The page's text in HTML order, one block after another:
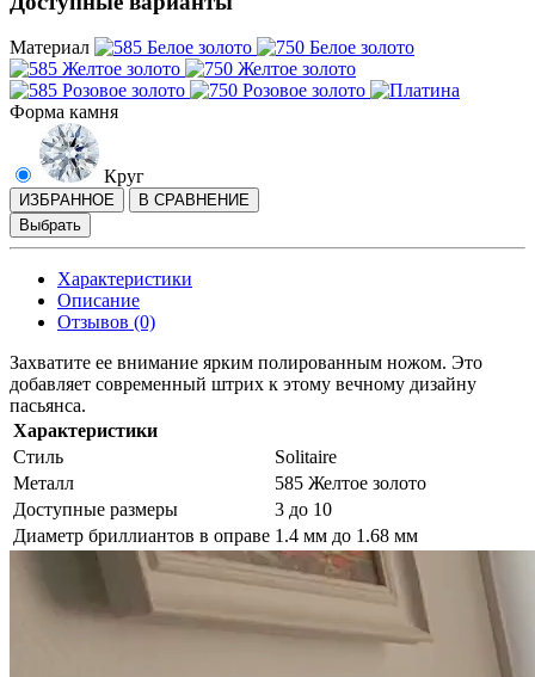
Материал
Форма камня
Круг
ИЗБРАННОЕ
В СРАВНЕНИЕ
Выбрать
Характеристики
Описание
Отзывов (0)
Захватите ее внимание ярким полированным ножом. Это
добавляет современный штрих к этому вечному дизайну
пасьянса.
Характеристики
Стиль
Solitaire
Металл
585 Желтое золото
Доступные размеры
3 до 10
Диаметр бриллиантов в оправе 1.4 мм до 1.68 мм